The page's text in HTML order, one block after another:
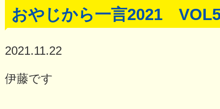
おやじから一言2021
2021.11.22
伊藤です